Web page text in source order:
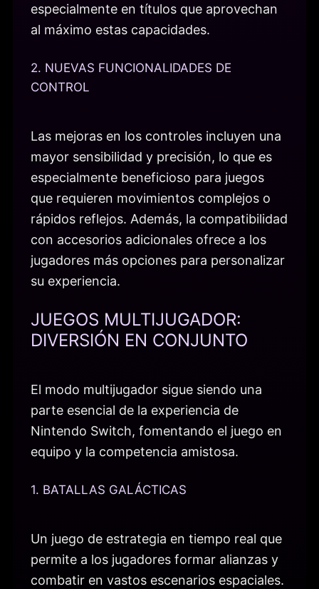
especialmente en títulos que aprovechan
al máximo estas capacidades.
2. NUEVAS FUNCIONALIDADES DE
CONTROL
Las mejoras en los controles incluyen una
mayor sensibilidad y precisión, lo que es
especialmente beneficioso para juegos
que requieren movimientos complejos o
rápidos reflejos. Además, la compatibilidad
con accesorios adicionales ofrece a los
jugadores más opciones para personalizar
su experiencia.
JUEGOS MULTIJUGADOR:
DIVERSIÓN EN CONJUNTO
El modo multijugador sigue siendo una
parte esencial de la experiencia de
Nintendo Switch, fomentando el juego en
equipo y la competencia amistosa.
1. BATALLAS GALÁCTICAS
Un juego de estrategia en tiempo real que
permite a los jugadores formar alianzas y
combatir en vastos escenarios espaciales.